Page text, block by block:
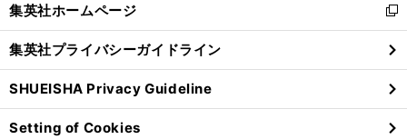
閉
る
集英社ホームページ
新
し
い
ウ
ィ
ン
ド
集英社プライバシーガイドライン
SHUEISHA Privacy Guideline
Setting of Cookies